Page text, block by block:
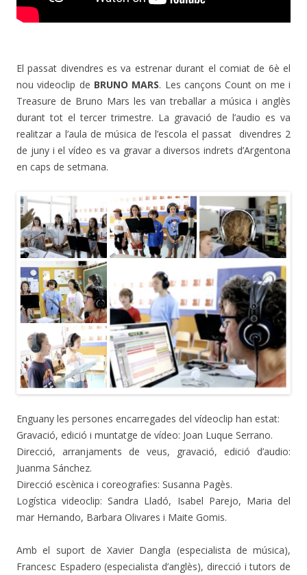
El passat divendres es va estrenar durant el comiat de 6è el
nou videoclip de BRUNO MARS. Les cançons Count on me i
Treasure de Bruno Mars les van treballar a música i anglès
durant tot el tercer trimestre. La gravació de l’audio es va
realitzar a l’aula de música de l’escola el passat divendres 2
de juny i el vídeo es va gravar a diversos indrets d’Argentona
en caps de setmana.
Enguany les persones encarregades del vídeoclip han estat:
Gravació, edició i muntatge de vídeo: Joan Luque Serrano.
Direcció, arranjaments de veus, gravació, edició d’audio:
Juanma Sánchez.
Direcció escènica i coreografies: Susanna Pagès.
Logística videoclip: Sandra Lladó, Isabel Parejo, Maria del
mar Hernando, Barbara Olivares i Maite Gomis.
Amb el suport de Xavier Dangla (especialista de música),
Francesc Espadero (especialista d’anglès), direcció i tutors de